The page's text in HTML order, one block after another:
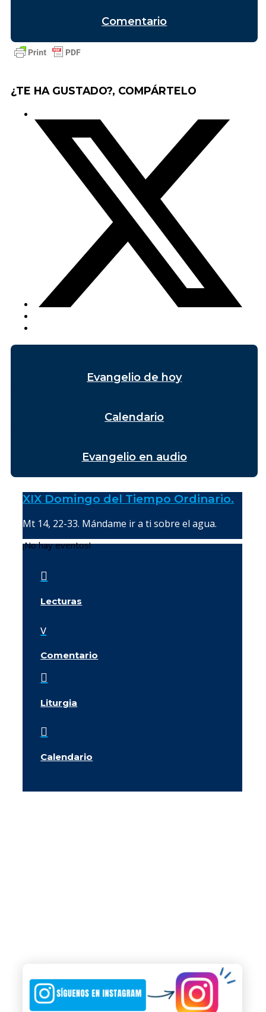
Comentario
¿TE HA GUSTADO?, COMPÁRTELO
Evangelio de hoy
Calendario
Evangelio en audio
XIX Domingo del Tiempo Ordinario.
Mt 14, 22-33. Mándame ir a ti sobre el agua.
¡No hay eventos!

Lecturas
v
Comentario

Liturgia

Calendario